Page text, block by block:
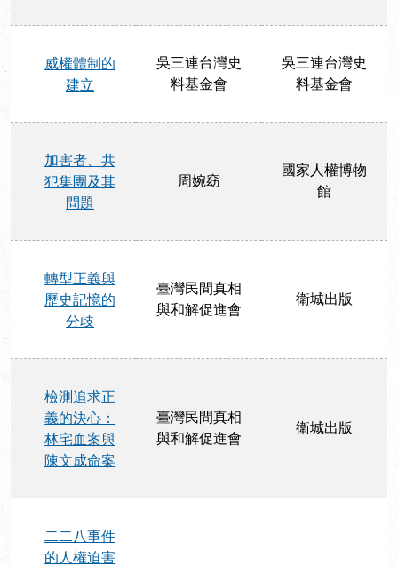
威權體制的
建立
吳三連台灣史
料基金會
吳三連台灣史
料基金會
加害者、共
犯集團及其
問題
周婉窈
國家人權博物
館
轉型正義與
歷史記憶的
分歧
臺灣民間真相
與和解促進會
衛城出版
檢測追求正
義的決心：
林宅血案與
陳文成命案
臺灣民間真相
與和解促進會
衛城出版
二二八事件
的人權迫害